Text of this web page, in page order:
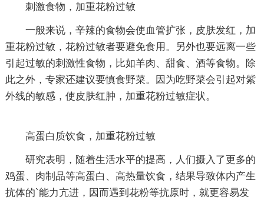
刺激食物，加重花粉过敏
一般来说，辛辣的食物会使血管扩张，皮肤发红，加
重花粉过敏，花粉过敏者要避免食用。另外也要远离一些
引起过敏的刺激性食物，比如羊肉、甜食、酒等食物。除
此之外，专家还建议要慎食野菜。因为吃野菜会引起对紫
外线的敏感，使皮肤红肿，加重花粉过敏症状。
高蛋白质饮食，加重花粉过敏
研究表明，随着生活水平的提高，人们摄入了更多的
鸡蛋、肉制品等高蛋白、高热量饮食，结果导致体内产生
抗体的`能力亢进，因而遇到花粉等抗原时，就更容易发